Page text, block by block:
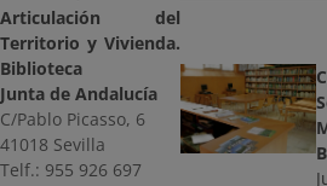
Articulación del
Territorio y Vivienda.
Biblioteca
Junta de Andalucía
C/Pablo Picasso, 6
41018 Sevilla
Telf.: 955 926 697